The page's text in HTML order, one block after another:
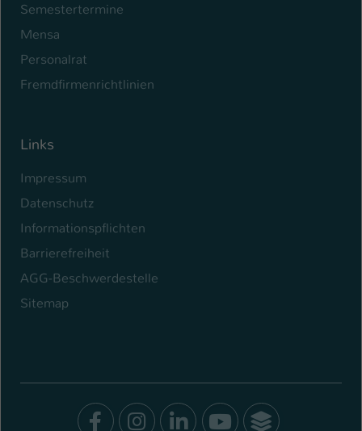
Semestertermine
Mensa
Personalrat
Fremdfirmenrichtlinien
Links
Impressum
Datenschutz
Informationspflichten
Barrierefreiheit
AGG-Beschwerdestelle
Sitemap
Facebook
Instagram
LinkedIn
Youtube